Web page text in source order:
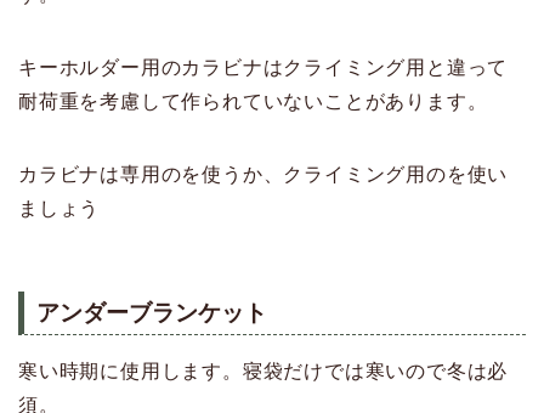
キーホルダー用のカラビナはクライミング用と違って
耐荷重を考慮して作られていないことがあります。
カラビナは専用のを使うか、クライミング用のを使い
ましょう
アンダーブランケット
寒い時期に使用します。寝袋だけでは寒いので冬は必
須。